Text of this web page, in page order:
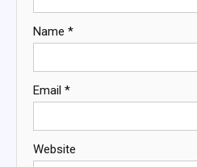
Name *
Email *
Website